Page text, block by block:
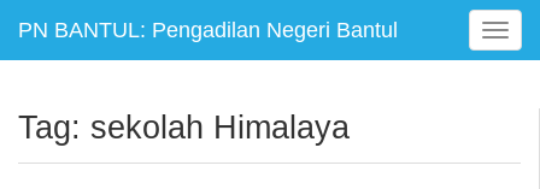
PN BANTUL: Pengadilan Negeri Bantul
T
o
e
Tag: sekolah Himalaya